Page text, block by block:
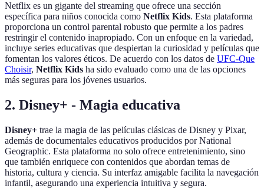
Netflix es un gigante del streaming que ofrece una sección
específica para niños conocida como Netflix Kids. Esta plataforma
proporciona un control parental robusto que permite a los padres
restringir el contenido inapropiado. Con un enfoque en la variedad,
incluye series educativas que despiertan la curiosidad y películas que
fomentan los valores éticos. De acuerdo con los datos de UFC-Que
Choisir, Netflix Kids ha sido evaluado como una de las opciones
más seguras para los jóvenes usuarios.
2. Disney+ - Magia educativa
Disney+ trae la magia de las películas clásicas de Disney y Pixar,
además de documentales educativos producidos por National
Geographic. Esta plataforma no solo ofrece entretenimiento, sino
que también enriquece con contenidos que abordan temas de
historia, cultura y ciencia. Su interfaz amigable facilita la navegación
infantil, asegurando una experiencia intuitiva y segura.